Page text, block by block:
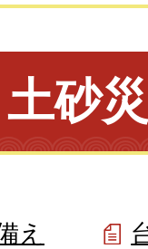
砂
え